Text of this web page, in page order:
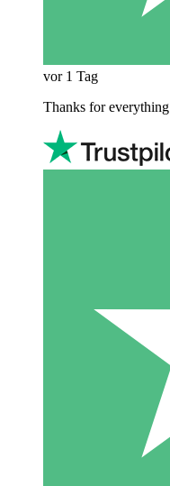
vor 1 Tag
Thanks for everything